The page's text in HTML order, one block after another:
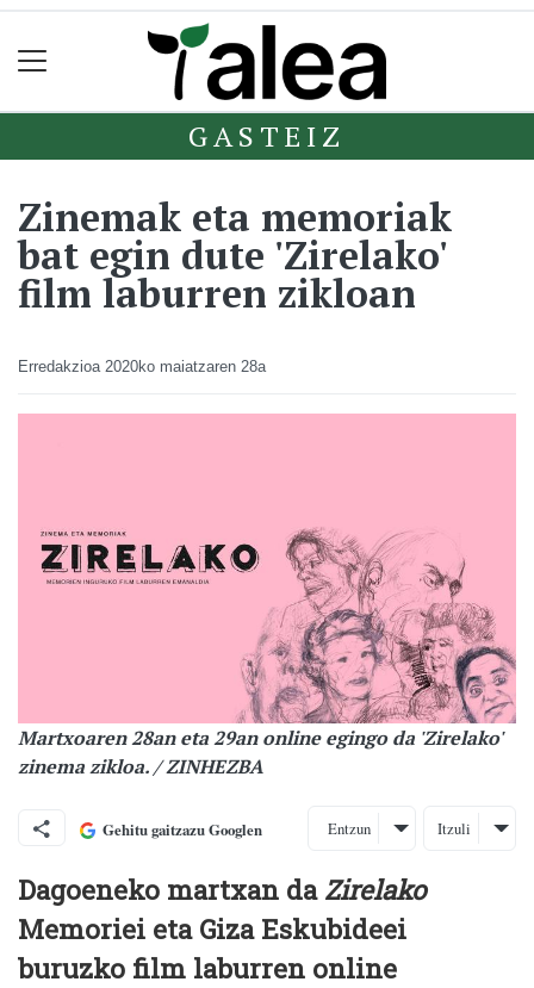
GASTEIZ
Zinemak eta memoriak
bat egin dute 'Zirelako'
film laburren zikloan
Erredakzioa 2020ko maiatzaren 28a
Martxoaren 28an eta 29an online egingo da 'Zirelako'
zinema zikloa. / ZINHEZBA
Gehitu gaitzazu Googlen Entzun Itzuli
Dagoeneko martxan da Zirelako
Memoriei eta Giza Eskubideei
buruzko film laburren online